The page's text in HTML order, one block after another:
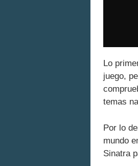
Lo
juego,
temas
Por lo
mundo
Sinatra